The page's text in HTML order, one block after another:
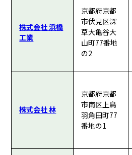
株式会社 浜橋
工業
京都府京都
市伏見区深
草大亀谷大
山町77番地
の2
株式会社 林
京都府京都
市南区上鳥
羽角田町77
番地の1